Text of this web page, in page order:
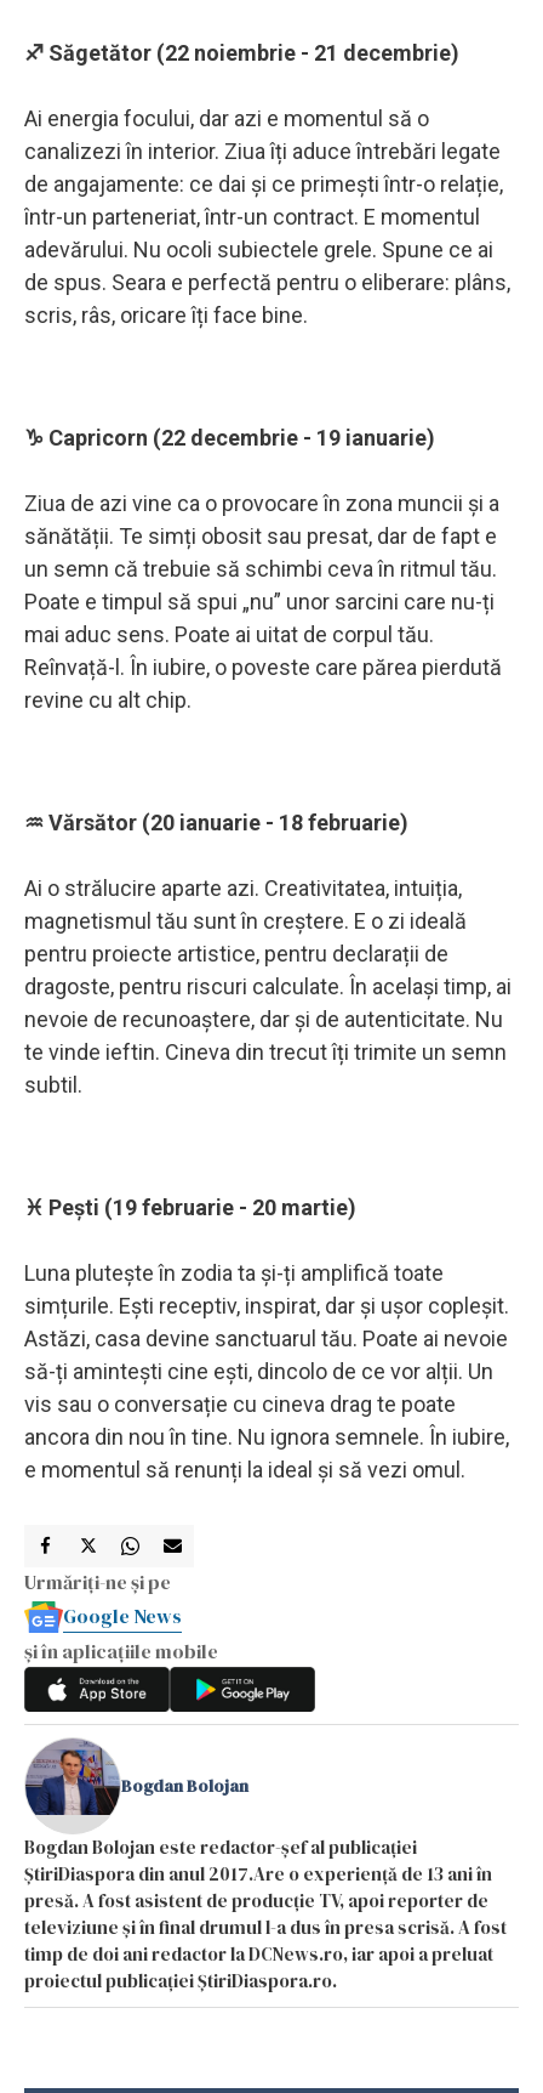
♐ Săgetător (22 noiembrie - 21 decembrie)
Ai energia focului, dar azi e momentul să o
canalizezi în interior. Ziua îți aduce întrebări legate
de angajamente: ce dai și ce primești într-o relație,
într-un parteneriat, într-un contract. E momentul
adevărului. Nu ocoli subiectele grele. Spune ce ai
de spus. Seara e perfectă pentru o eliberare: plâns,
scris, râs, oricare îți face bine.
♑ Capricorn (22 decembrie - 19 ianuarie)
Ziua de azi vine ca o provocare în zona muncii și a
sănătății. Te simți obosit sau presat, dar de fapt e
un semn că trebuie să schimbi ceva în ritmul tău.
Poate e timpul să spui „nu” unor sarcini care nu-ți
mai aduc sens. Poate ai uitat de corpul tău.
Reînvață-l. În iubire, o poveste care părea pierdută
revine cu alt chip.
♒ Vărsător (20 ianuarie - 18 februarie)
Ai o strălucire aparte azi. Creativitatea, intuiția,
magnetismul tău sunt în creștere. E o zi ideală
pentru proiecte artistice, pentru declarații de
dragoste, pentru riscuri calculate. În același timp, ai
nevoie de recunoaștere, dar și de autenticitate. Nu
te vinde ieftin. Cineva din trecut îți trimite un semn
subtil.
♓ Pești (19 februarie - 20 martie)
Luna plutește în zodia ta și-ți amplifică toate
simțurile. Ești receptiv, inspirat, dar și ușor copleșit.
Astăzi, casa devine sanctuarul tău. Poate ai nevoie
să-ți amintești cine ești, dincolo de ce vor alții. Un
vis sau o conversație cu cineva drag te poate
ancora din nou în tine. Nu ignora semnele. În iubire,
e momentul să renunți la ideal și să vezi omul.
Urmăriți-ne și pe
Google News
și în aplicațiile mobile
Bogdan Bolojan
Bogdan Bolojan este redactor-șef al publicației
ȘtiriDiaspora din anul 2017.Are o experiență de 13 ani în
presă. A fost asistent de producție TV, apoi reporter de
televiziune și în final drumul l-a dus în presa scrisă. A fost
timp de doi ani redactor la DCNews.ro, iar apoi a preluat
proiectul publicației ȘtiriDiaspora.ro.